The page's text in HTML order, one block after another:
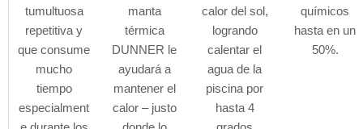
tumultuosa
repetitiva y
que consume
mucho
tiempo
especialment
manta
térmica
DUNNER le
ayudará a
mantener el
calor – justo
calor del sol,
logrando
calentar el
agua de la
piscina por
hasta 4
químicos
hasta en un
50%.